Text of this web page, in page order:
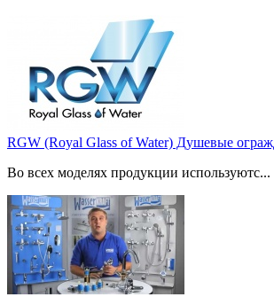
RGW (Royal Glass of Water) Душевые
Во всех моделях продукции используютс...